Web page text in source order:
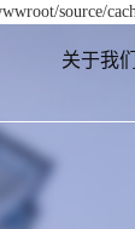
source/
关于我们